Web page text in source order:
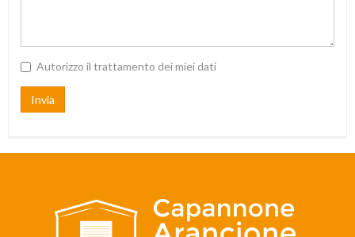
Autorizzo il trattamento dei miei dati
Invia